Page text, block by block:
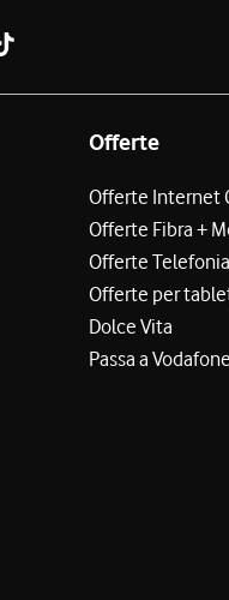
Offerte
Offerte Internet
Offerte Fibra +
Offerte
Offerte per
Dolce Vita
Passa a Vodafone